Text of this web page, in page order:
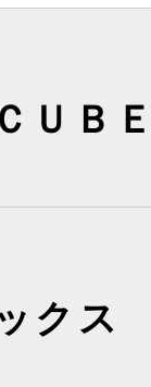
ＵＢ
クス